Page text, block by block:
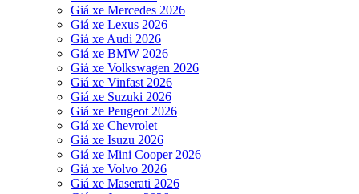
Giá xe Mercedes 2026
Giá xe Lexus 2026
Giá xe Audi 2026
Giá xe BMW 2026
Giá xe Volkswagen 2026
Giá xe Vinfast 2026
Giá xe Suzuki 2026
Giá xe Peugeot 2026
Giá xe Chevrolet
Giá xe Isuzu 2026
Giá xe Mini Cooper 2026
Giá xe Volvo 2026
Giá xe Maserati 2026